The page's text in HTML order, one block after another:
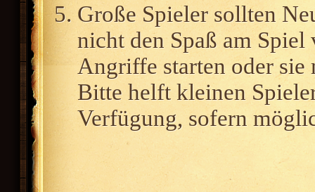
Große Spieler sollten
nicht den Spaß am Spiel
Angriffe starten oder sie
Bitte helft kleinen
Verfügung, sofern